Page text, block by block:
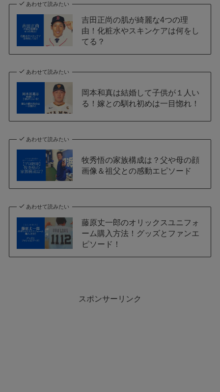
あわせて読みたい
吉田正尚の肌が綺麗な4つの理
由！化粧水やスキンケアは何をし
てる？
あわせて読みたい
岡本和真は結婚して子供が１人い
る！嫁との馴れ初めは一目惚れ！
あわせて読みたい
牧秀悟の家族構成は？父や母の顔
画像＆祖父との感動エピソード
あわせて読みたい
藤原丈一郎のオリックスユニフォ
ーム購入方法！グッズとファンエ
ピソード！
スポンサーリンク